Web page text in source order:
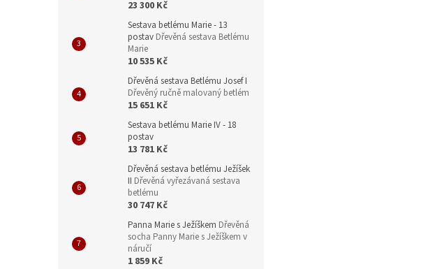
23 300 Kč
Sestava betlému Marie - 13
postav Dřevěná sestava Betlému
Marie
10 535 Kč
Dřevěná sestava Betlému Josef I
Dřevěný ručně malovaný betlém
15 651 Kč
Sestava betlému Marie IV - 18
postav
13 781 Kč
Dřevěná sestava betlému Ježíšek
II Dřevěná vyřezávaná sestava
betlému
30 747 Kč
Panna Marie s Ježíškem Dřevěná
socha Panny Marie s Ježíškem v
náručí
1 859 Kč